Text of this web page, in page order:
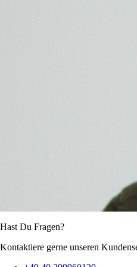
Hast Du Fragen?
Kontaktiere gerne unseren